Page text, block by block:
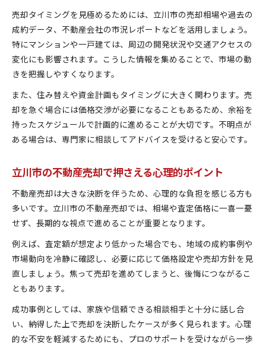
売却タイミングを見極めるためには、立川市の売却相場や過去の
成約データ、不動産会社の市況レポートなどを活用しましょう。
特にマンションや一戸建ては、周辺の開発状況や交通アクセスの
変化にも影響されます。こうした情報を集めることで、市場の動
きを把握しやすくなります。
また、住み替えや資金計画もタイミングに大きく関わります。売
却を急ぐ場合には価格交渉が必要になることもあるため、余裕を
持ったスケジュールで計画的に進めることが大切です。不明点が
ある場合は、専門家に相談してアドバイスを受けると安心です。
立川市の不動産売却で押さえる心理的ポイント
不動産売却は大きな決断を伴うため、心理的な負担を感じる方も
多いです。立川市の不動産売却では、相場や査定価格に一喜一憂
せず、長期的な視点で進めることが重要となります。
例えば、査定額が想定より低かった場合でも、地域の成約事例や
市場動向を冷静に確認し、必要に応じて価格設定や売却方針を見
直しましょう。焦って売却を進めてしまうと、後悔につながるこ
ともあります。
成功事例としては、家族や信頼できる相談相手と十分に話し合
い、納得した上で売却を決断したケースが多く見られます。心理
的な不安を軽減するためにも、プロのサポートを受けながら一歩